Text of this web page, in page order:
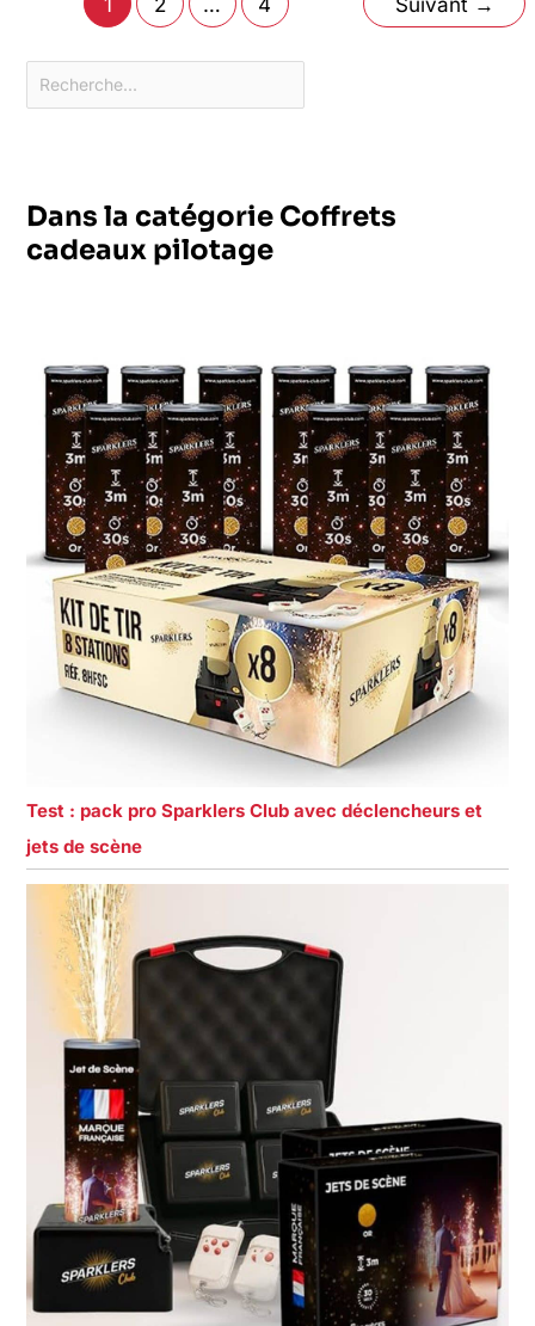
Dans la catégorie Coffrets
cadeaux pilotage
Test : pack pro Sparklers Club avec déclencheurs et
jets de scène